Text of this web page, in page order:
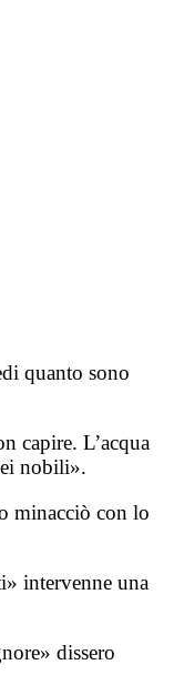
quanto sono
capire. L’acqua
nobili».
minacciò con lo
intervenne una
dissero